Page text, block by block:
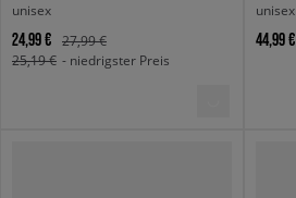
unisex
24,99 €
27,99 €
25,19 € - niedrigster Preis
unisex
44,99 €